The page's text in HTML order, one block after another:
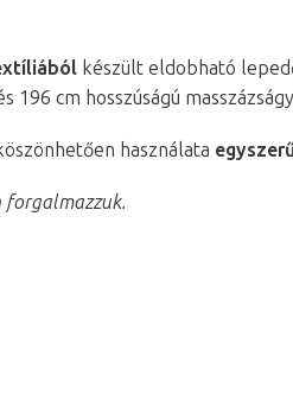
készült eldobható
196 cm hosszúságú
használata
forgalmazzuk.